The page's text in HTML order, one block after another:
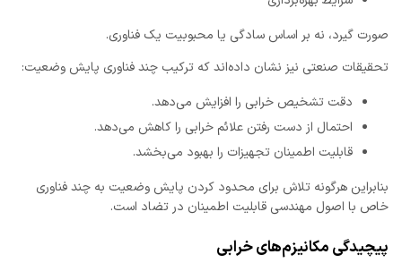
صورت گیرد، نه بر اساس سادگی یا محبوبیت یک فناوری.
تحقیقات صنعتی نیز نشان داده‌اند که ترکیب چند فناوری پایش وضعیت:
دقت تشخیص خرابی را افزایش می‌دهد.
احتمال از دست رفتن علائم خرابی را کاهش می‌دهد.
قابلیت اطمینان تجهیزات را بهبود می‌بخشد.
بنابراین هرگونه تلاش برای محدود کردن پایش وضعیت به چند فناوری
خاص با اصول مهندسی قابلیت اطمینان در تضاد است.
پیچیدگی مکانیزم‌های خرابی